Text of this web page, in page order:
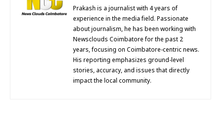
Prakash is a journalist with 4 years of
experience in the media field. Passionate
about journalism, he has been working with
Newsclouds Coimbatore for the past 2
years, focusing on Coimbatore-centric news.
His reporting emphasizes ground-level
stories, accuracy, and issues that directly
impact the local community.